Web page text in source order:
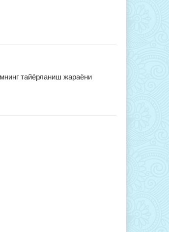
тайёрланиш жараёни